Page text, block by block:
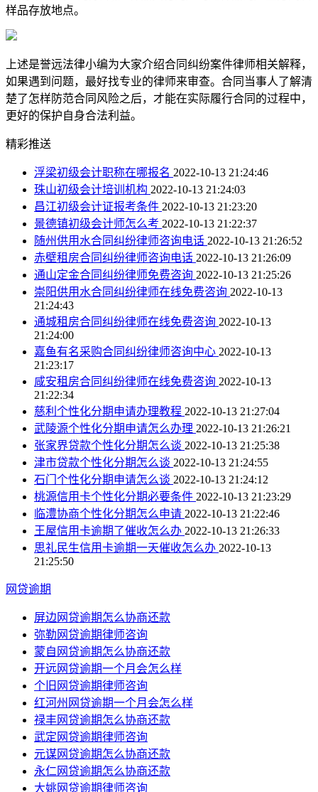
样品存放地点。
上述是誉远法律小编为大家介绍合同纠纷案件律师相关解释，
如果遇到问题，最好找专业的律师来审查。合同当事人了解清
楚了怎样防范合同风险之后，才能在实际履行合同的过程中，
更好的保护自身合法利益。
精彩推送
浮梁初级会计职称在哪报名 2022-10-13 21:24:46
珠山初级会计培训机构 2022-10-13 21:24:03
昌江初级会计证报考条件 2022-10-13 21:23:20
景德镇初级会计师怎么考 2022-10-13 21:22:37
随州供用水合同纠纷律师咨询电话 2022-10-13 21:26:52
赤壁租房合同纠纷律师咨询电话 2022-10-13 21:26:09
通山定金合同纠纷律师免费咨询 2022-10-13 21:25:26
崇阳供用水合同纠纷律师在线免费咨询 2022-10-13
21:24:43
通城租房合同纠纷律师在线免费咨询 2022-10-13
21:24:00
嘉鱼有名采购合同纠纷律师咨询中心 2022-10-13
21:23:17
咸安租房合同纠纷律师在线免费咨询 2022-10-13
21:22:34
慈利个性化分期申请办理教程 2022-10-13 21:27:04
武陵源个性化分期申请怎么办理 2022-10-13 21:26:21
张家界贷款个性化分期怎么谈 2022-10-13 21:25:38
津市贷款个性化分期怎么谈 2022-10-13 21:24:55
石门个性化分期申请怎么谈 2022-10-13 21:24:12
桃源信用卡个性化分期必要条件 2022-10-13 21:23:29
临澧协商个性化分期怎么申请 2022-10-13 21:22:46
王屋信用卡逾期了催收怎么办 2022-10-13 21:26:33
思礼民生信用卡逾期一天催收怎么办 2022-10-13
21:25:50
网贷逾期
屏边网贷逾期怎么协商还款
弥勒网贷逾期律师咨询
蒙自网贷逾期怎么协商还款
开远网贷逾期一个月会怎么样
个旧网贷逾期律师咨询
红河州网贷逾期一个月会怎么样
禄丰网贷逾期怎么协商还款
武定网贷逾期律师咨询
元谋网贷逾期怎么协商还款
永仁网贷逾期怎么协商还款
大姚网贷逾期律师咨询